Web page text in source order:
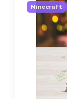
Minecraft